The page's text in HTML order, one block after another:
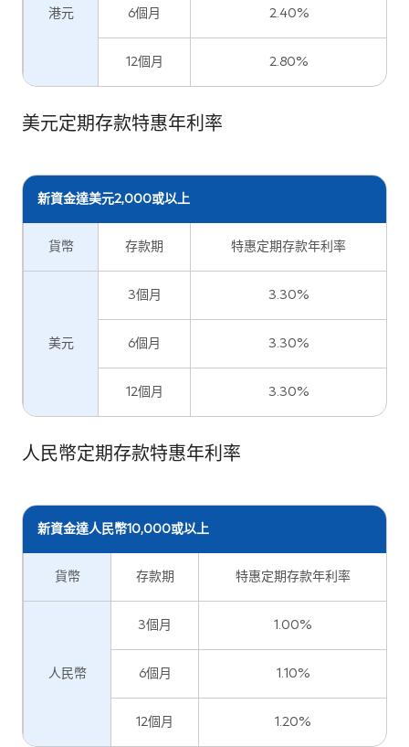
港元 6個月 2.40%
12個月 2.80%
美元定期存款特惠年利率
新資金達美元2,000或以上
貨幣 存款期 特惠定期存款年利率
美元
3個月 3.30%
6個月 3.30%
12個月 3.30%
人民幣定期存款特惠年利率
新資金達人民幣10,000或以上
貨幣 存款期 特惠定期存款年利率
人民幣
3個月 1.00%
6個月 1.10%
12個月 1.20%